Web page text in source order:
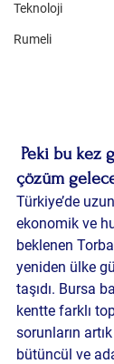
Teknoloji
Rumeli
çözüm
Türkiye’de
ekonomik ve
beklenen
yeniden ülke
taşıdı. Bursa
kentte farklı
sorunların
bütüncül ve